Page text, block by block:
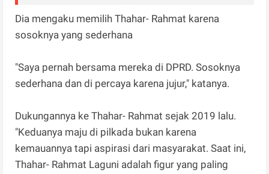
Dia mengaku memilih Thahar- Rahmat karena
sosoknya yang sederhana
"Saya pernah bersama mereka di DPRD. Sosoknya
sederhana dan di percaya karena jujur," katanya.
Dukungannya ke Thahar- Rahmat sejak 2019 lalu.
"Keduanya maju di pilkada bukan karena
kemauannya tapi aspirasi dari masyarakat. Saat ini,
Thahar- Rahmat Laguni adalah figur yang paling